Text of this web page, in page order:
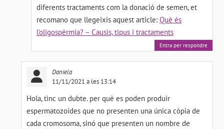
diferents tractaments com la donació de semen, et
recomano que llegeixis aquest article: Què és
l’oligospèrmia? – Causis, tipus i tractaments
Entra per respondre
Daniela
11/11/2021 a les 13:14
Hola, tinc un dubte. per què es poden produir
espermatozoides que no presenten una única còpia de
cada cromosoma, sinó que presenten un nombre de